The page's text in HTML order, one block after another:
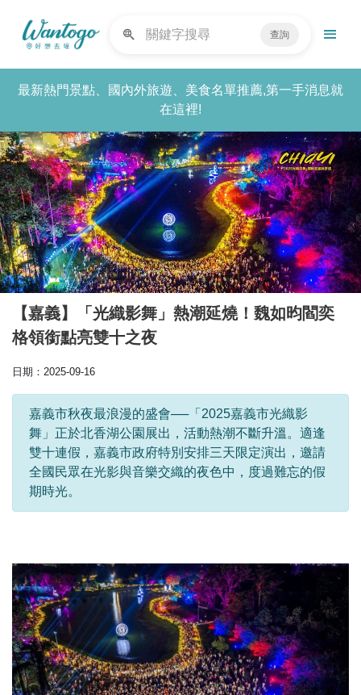
查詢
最新熱門景點、國內外旅遊、美食名單推薦,第一手消息就
在這裡!
【嘉義】「光織影舞」熱潮延燒！魏如昀閻奕
格領銜點亮雙十之夜
日期：2025-09-16
嘉義市秋夜最浪漫的盛會──「2025嘉義市光織影
舞」正於北香湖公園展出，活動熱潮不斷升溫。適逢
雙十連假，嘉義市政府特別安排三天限定演出，邀請
全國民眾在光影與音樂交織的夜色中，度過難忘的假
期時光。